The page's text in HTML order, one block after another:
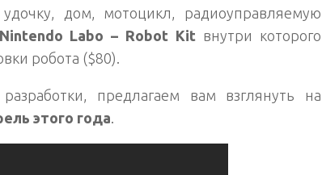
дом, мотоцикл, радиоуправляемую
Nintendo Labo – Robot Kit внутри которого
робота ($80).
предлагаем вам взглянуть на
этого года.